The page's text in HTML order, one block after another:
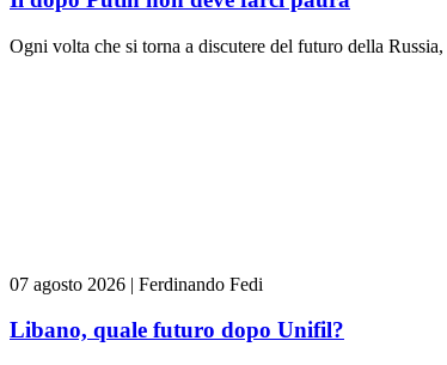
Ogni volta che si torna a discutere del futuro della
07 agosto 2026 | Ferdinando Fedi
Libano, quale futuro dopo Unifil?